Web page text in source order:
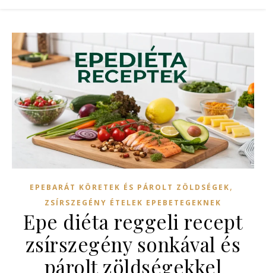
EPEBARÁT KÖRETEK ÉS PÁROLT ZÖLDSÉGEK,
ZSÍRSZEGÉNY ÉTELEK EPEBETEGEKNEK
Epe diéta reggeli recept
zsírszegény sonkával és
párolt zöldségekkel